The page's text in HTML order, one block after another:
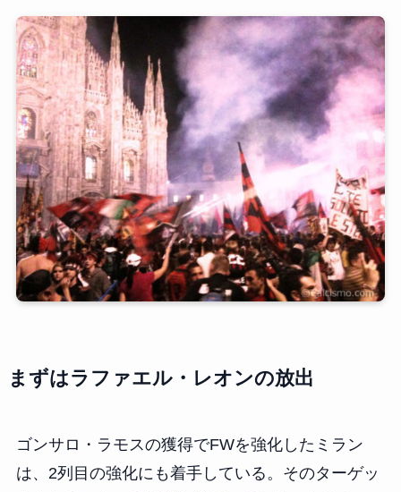
まずはラファエル・レオンの放出
ゴンサロ・ラモスの獲得でFWを強化したミラン
は、2列目の強化にも着手している。そのターゲッ